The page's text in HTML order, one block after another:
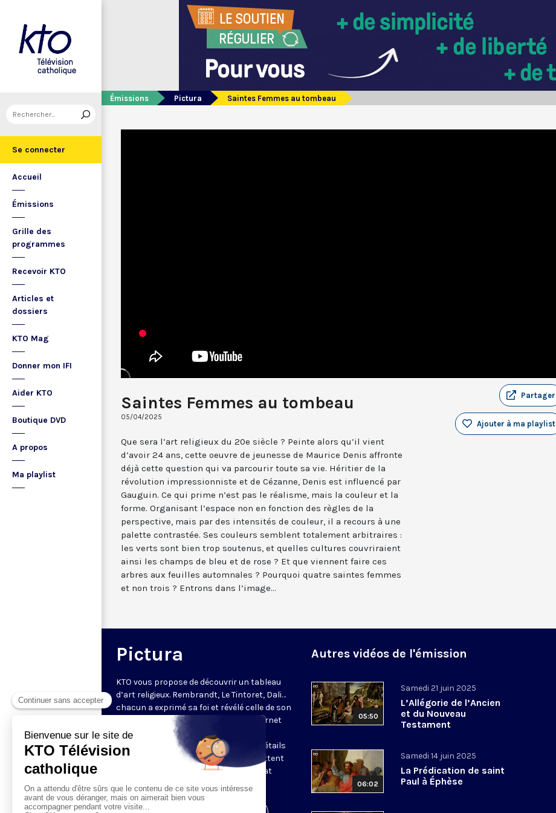
Se connecter
Accueil
Émissions
Grille des
programmes
Recevoir KTO
Articles et
dossiers
KTO Mag
Donner mon IFI
Aider KTO
Boutique DVD
A propos
Ma playlist
Émissions Pictura Saintes Femmes au tombeau
Saintes Femmes au tombeau
05/04/2025
Partager
Ajouter à ma playlist
Que sera l’art religieux du 20e siècle ? Peinte alors qu’il vient
d’avoir 24 ans, cette oeuvre de jeunesse de Maurice Denis affronte
déjà cette question qui va parcourir toute sa vie. Héritier de la
révolution impressionniste et de Cézanne, Denis est influencé par
Gauguin. Ce qui prime n’est pas le réalisme, mais la couleur et la
forme. Organisant l’espace non en fonction des règles de la
perspective, mais par des intensités de couleur, il a recours à une
palette contrastée. Ses couleurs semblent totalement arbitraires :
les verts sont bien trop soutenus, et quelles cultures couvriraient
ainsi les champs de bleu et de rose ? Et que viennent faire ces
arbres aux feuilles automnales ? Pourquoi quatre saintes femmes
et non trois ? Entrons dans l’image...
Pictura
KTO vous propose de découvrir un tableau
d’art religieux. Rembrandt, Le Tintoret, Dali…
chacun a exprimé sa foi et révélé celle de son
époque à travers ses œuvres. Régis Burnet
nous plonge littéralement dans leurs
tableaux éclairant grandes lignes et détails
pour observer la théologie qu'elles mettent
en couleur. Une émission en partenariat
avec
Le Monde de la Bible
Autres vidéos de l'émission
05:50
Samedi 21 juin 2025
L’Allégorie de l’Ancien
et du Nouveau
Testament
06:02
Samedi 14 juin 2025
La Prédication de saint
Paul à Éphèse